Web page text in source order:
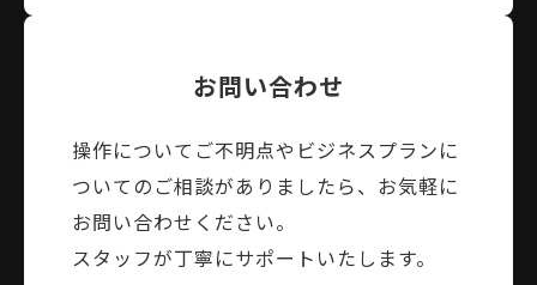
お問い合わせ
操作についてご不明点やビジネスプランに
ついてのご相談がありましたら、お気軽に
お問い合わせください。
スタッフが丁寧にサポートいたします。